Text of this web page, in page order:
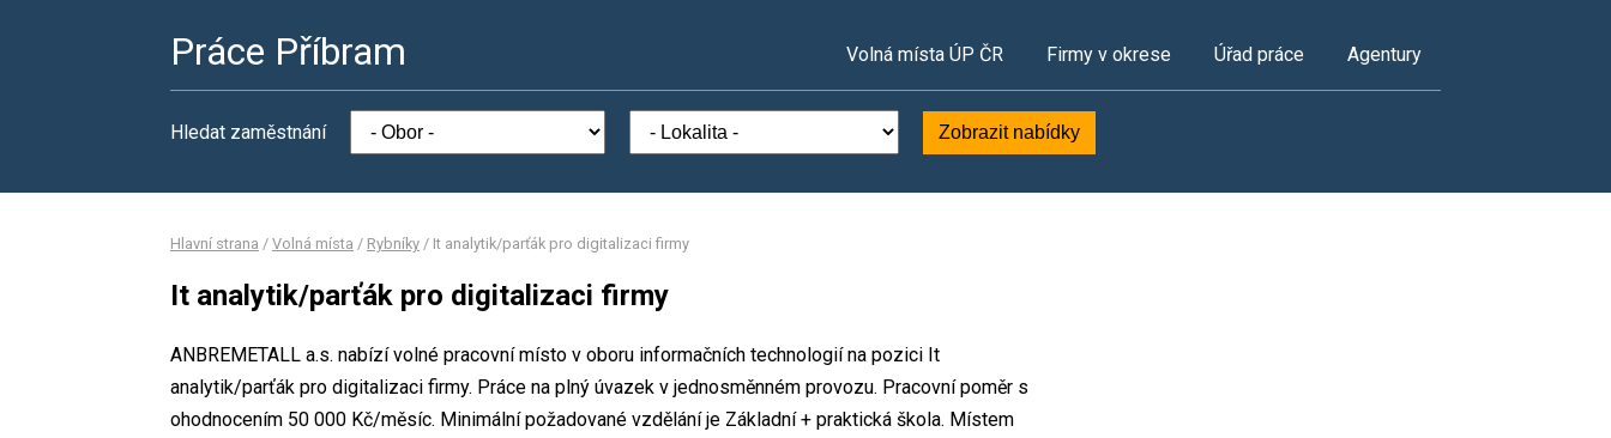
Práce Příbram Volná místa ÚP ČR Firmy v okrese Úřad práce Agentury
Hledat zaměstnání Zobrazit nabídky
Hlavní strana / Volná místa / Rybníky / It analytik/parťák pro digitalizaci firmy
It analytik/parťák pro digitalizaci firmy
ANBREMETALL a.s. nabízí volné pracovní místo v oboru informačních technologií na pozici It
analytik/parťák pro digitalizaci firmy. Práce na plný úvazek v jednosměnném provozu. Pracovní poměr s
ohodnocením 50 000 Kč/měsíc. Minimální požadované vzdělání je Základní + praktická škola. Místem